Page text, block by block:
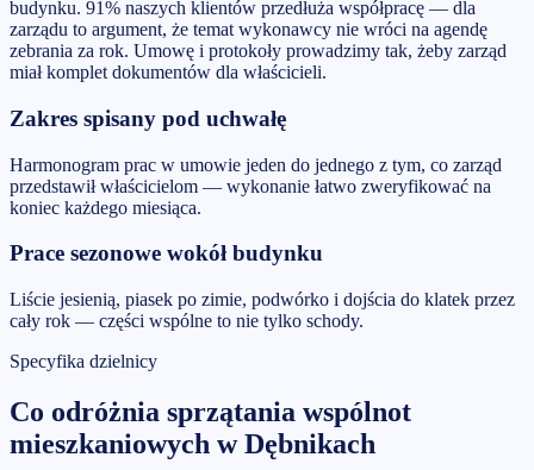
budynku. 91% naszych klientów przedłuża współpracę — dla
zarządu to argument, że temat wykonawcy nie wróci na agendę
zebrania za rok. Umowę i protokoły prowadzimy tak, żeby zarząd
miał komplet dokumentów dla właścicieli.
Zakres spisany pod uchwałę
Harmonogram prac w umowie jeden do jednego z tym, co zarząd
przedstawił właścicielom — wykonanie łatwo zweryfikować na
koniec każdego miesiąca.
Prace sezonowe wokół budynku
Liście jesienią, piasek po zimie, podwórko i dojścia do klatek przez
cały rok — części wspólne to nie tylko schody.
Specyfika dzielnicy
Co odróżnia sprzątania wspólnot
mieszkaniowych wDębnikach